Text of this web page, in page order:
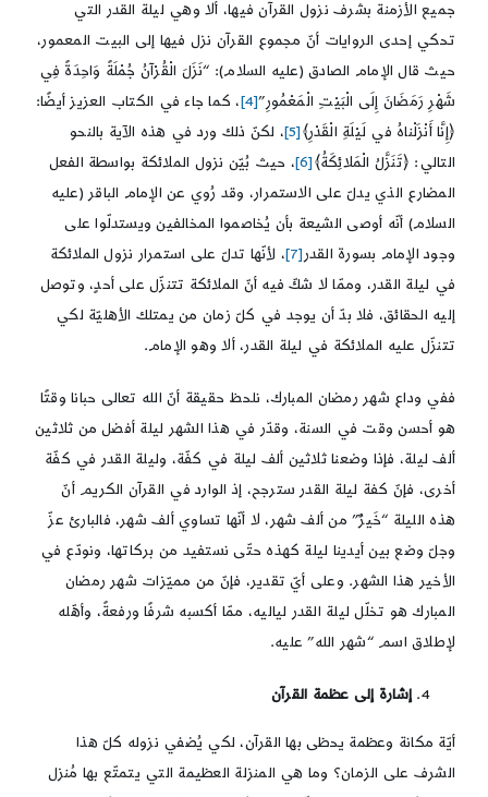
جميع الأزمنة بشرف نزول القرآن فيها، ألا وهي ليلة القدر التي
تحكي إحدى الروايات أنّ مجموع القرآن نزل فيها إلى البيت المعمور،
حيث قال الإمام الصادق (عليه السلام): “نَزَلَ الْقُرْآنُ جُمْلَةً وَاحِدَةً فِي
شَهْرِ رَمَضَانَ إِلَى الْبَيْتِ الْمَعْمُورِ”[4]
، كما جاء في الكتاب العزيز أيضًا:
﴿إِنَّا أَنْزَلْناهُ في‏ لَيْلَةِ الْقَدْرِ﴾[5]
، لكنّ ذلك ورد في هذه الآية بالنحو
التالي: ﴿تَنَزَّلُ‏ الْمَلائِكَةُ﴾[6]
، حيث بُيّن نزول الملائكة بواسطة الفعل
المضارع الذي يدلّ على الاستمرار، وقد رُوي عن الإمام الباقر (عليه
السلام) أنّه أوصى الشيعة بأن يُخاصموا المخالفين ويستدلّوا على
وجود الإمام بسورة القدر [7]
، لأنّها تدلّ على استمرار نزول الملائكة
في ليلة القدر، وممّا لا شكّ فيه أنّ الملائكة تتنزّل على أحدٍ، وتوصل
إليه الحقائق، فلا بدّ أن يوجد في كلّ زمان من يمتلك الأهليّة لكي
تتنزّل عليه الملائكة في ليلة القدر، ألا وهو الإمام.
ففي وداع شهر رمضان المبارك، نلحظ حقيقة أنّ الله تعالى حبانا وقتًا
هو أحسن وقت في السنة، وقدّر في هذا الشهر ليلة أفضل من ثلاثين
ألف ليلة، فإذا وضعنا ثلاثين ألف ليلة في كفّة، وليلة القدر في كفّة
أخرى، فإنّ كفة ليلة القدر سترجح، إذ الوارد في القرآن الكريم أنّ
هذه الليلة “خَيرٌ” من ألف شهر، لا أنّها تساوي ألف شهر، فالبارئ عزّ
وجلّ وضع بين أيدينا ليلة كهذه حتّى نستفيد من بركاتها، ونودّع في
الأخير هذا الشهر. وعلى أيّ تقدير، فإنّ من مميّزات شهر رمضان
المبارك هو تخلّل ليلة القدر لياليه، ممّا أكسبه شرفًا ورفعةً، وأهّله
لإطلاق اسم “شهر الله” عليه.
إشارة إلى عظمة القرآن
أيّة مكانة وعظمة يحظى بها القرآن، لكي يُضفي نزوله كلّ هذا
الشرف على الزمان؟ وما هي المنزلة العظيمة التي يتمتّع بها مُنزل